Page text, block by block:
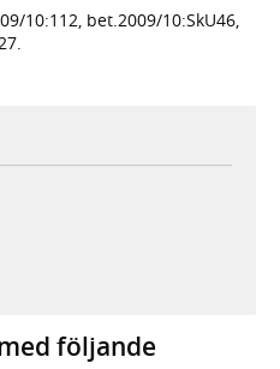
10:112, bet.2009/10:SkU46,
flik, extern webbplats,
webbplats,
flik, extern webbplats,
följande